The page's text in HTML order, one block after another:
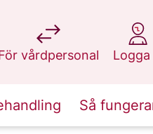
vårdpersonal
på 1177.se
Logga
på
Så